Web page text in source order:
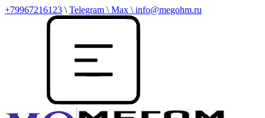
+79967216123 \ Telegram \ Max \ info@megohm.ru